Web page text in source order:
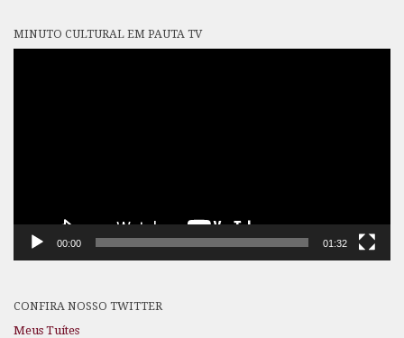
MINUTO CULTURAL EM PAUTA TV
00:00 01:32
CONFIRA NOSSO TWITTER
Meus Tuítes